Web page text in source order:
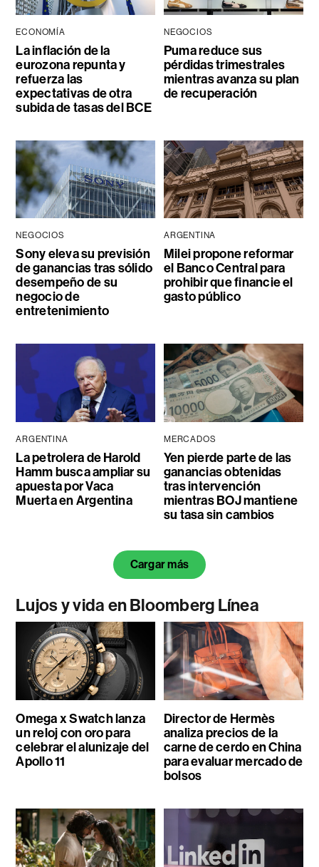
ECONOMÍA
La inflación de la
eurozona repunta y
refuerza las
expectativas de otra
subida de tasas del BCE
NEGOCIOS
Puma reduce sus
pérdidas trimestrales
mientras avanza su plan
de recuperación
NEGOCIOS
Sony eleva su previsión
de ganancias tras sólido
desempeño de su
negocio de
entretenimiento
ARGENTINA
Milei propone reformar
el Banco Central para
prohibir que financie el
gasto público
ARGENTINA
La petrolera de Harold
Hamm busca ampliar su
apuesta por Vaca
Muerta en Argentina
MERCADOS
Yen pierde parte de las
ganancias obtenidas
tras intervención
mientras BOJ mantiene
su tasa sin cambios
Cargar más
Lujos y vida en Bloomberg Línea
Omega x Swatch lanza
un reloj con oro para
celebrar el alunizaje del
Apollo 11
Director de Hermès
analiza precios de la
carne de cerdo en China
para evaluar mercado de
bolsos